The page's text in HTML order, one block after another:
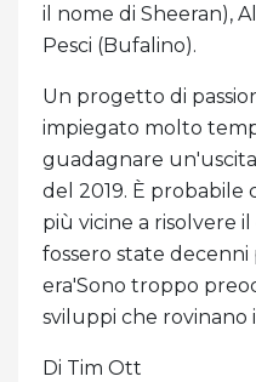
il nome di Sheeran),
Pesci (Bufalino).
Un progetto di
impiegato molto
guadagnare
del 2019. È probabile
più vicine a risolvere
fossero state decenni
era'Sono troppo
sviluppi che
Di Tim Ott